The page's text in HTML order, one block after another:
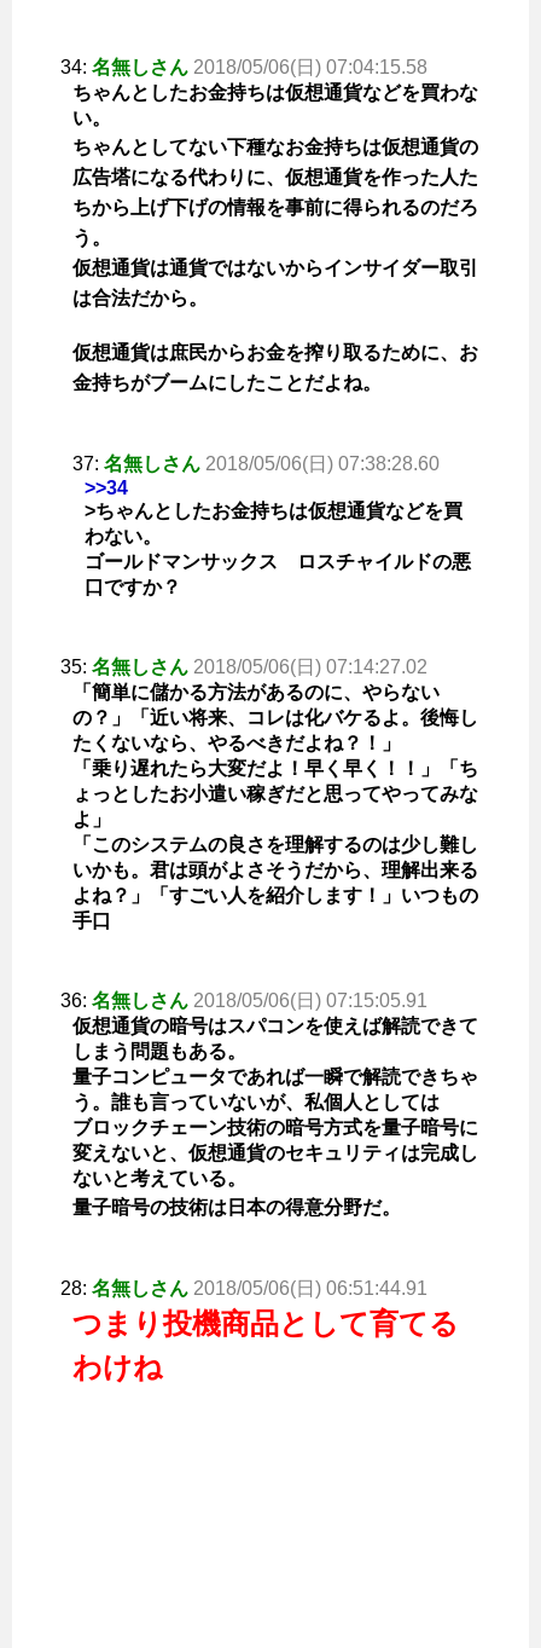
34: 名無しさん 2018/05/06(日) 07:04:15.58
ちゃんとしたお金持ちは仮想通貨などを買わな
い。
ちゃんとしてない下種なお金持ちは仮想通貨の
広告塔になる代わりに、仮想通貨を作った人た
ちから上げ下げの情報を事前に得られるのだろ
う。
仮想通貨は通貨ではないからインサイダー取引
は合法だから。
仮想通貨は庶民からお金を搾り取るために、お
金持ちがブームにしたことだよね。
37: 名無しさん 2018/05/06(日) 07:38:28.60
>>34
>ちゃんとしたお金持ちは仮想通貨などを買
わない。
ゴールドマンサックス ロスチャイルドの悪
口ですか？
35: 名無しさん 2018/05/06(日) 07:14:27.02
「簡単に儲かる方法があるのに、やらない
の？」「近い将来、コレは化バケるよ。後悔し
たくないなら、やるべきだよね？！」
「乗り遅れたら大変だよ！早く早く！！」「ち
ょっとしたお小遣い稼ぎだと思ってやってみな
よ」
「このシステムの良さを理解するのは少し難し
いかも。君は頭がよさそうだから、理解出来る
よね？」「すごい人を紹介します！」いつもの
手口
36: 名無しさん 2018/05/06(日) 07:15:05.91
仮想通貨の暗号はスパコンを使えば解読できて
しまう問題もある。
量子コンピュータであれば一瞬で解読できちゃ
う。誰も言っていないが、私個人としては
ブロックチェーン技術の暗号方式を量子暗号に
変えないと、仮想通貨のセキュリティは完成し
ないと考えている。
量子暗号の技術は日本の得意分野だ。
28: 名無しさん 2018/05/06(日) 06:51:44.91
つまり投機商品として育てる
わけね